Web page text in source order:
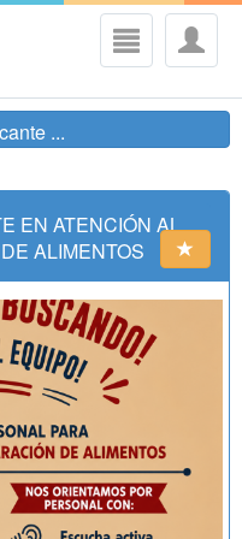
...
EN ATENCIÓN AL
ALIMENTOS